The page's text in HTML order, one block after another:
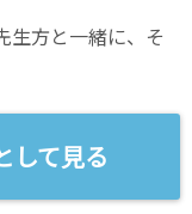
生方と一緒に、そ
して見る